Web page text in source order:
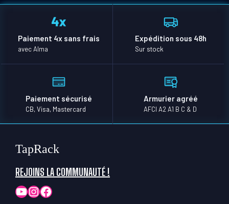
Paiement 4x sans frais
avec Alma
Expédition sous 48h
Sur stock
Paiement sécurisé
CB, Visa, Mastercard
Armurier agréé
AFCI A2 A1 B C & D
TapRack
REJOINS LA COMMUNAUTÉ !
YouTube
Instagram
Facebook